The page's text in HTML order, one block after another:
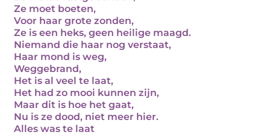
Ze moet boeten,
Voor haar grote zonden,
Ze is een heks, geen heilige maagd.
Niemand die haar nog verstaat,
Haar mond is weg,
Weggebrand,
Het is al veel te laat,
Het had zo mooi kunnen zijn,
Maar dit is hoe het gaat,
Nu is ze dood, niet meer hier.
Alles was te laat